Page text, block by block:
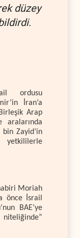
düzey
ordusu
İran’a
Arap
aralarında
bin Zayid’in
Moriah
önce İsrail
BAE’ye